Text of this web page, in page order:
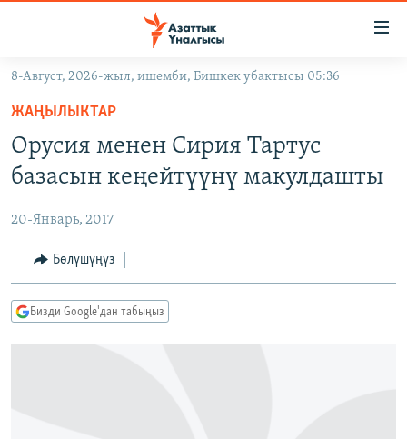
Навигацияга
өтүңүз
Издөөгө
салыңызКЫРГЫЗСТАН
ЭКОНОМИКА
МАДАНИЯТ
ДҮЙНӨ
БОРБОР АЗИЯ
АТАЙЫН ИЛИКТӨӨ
ТВ ПРОГРАММАЛАР
ЭКСПЕРТТЕР ТАЛДАЙТ
ӨЗГӨЧӨ ПИКИР
8-Август, 2026-жыл, ишемби, Бишкек убактысы 05:36
ЖАҢЫЛЫКТАР
Орусия менен Сирия Тартус
базасын кеңейтүүнү макулдашты
20-Январь, 2017
Бөлүшүңүз
Бизди Google'дан табыңыз